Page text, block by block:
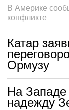
В Америке
конфликте
Катар
Ормузу
На Западе
надежду